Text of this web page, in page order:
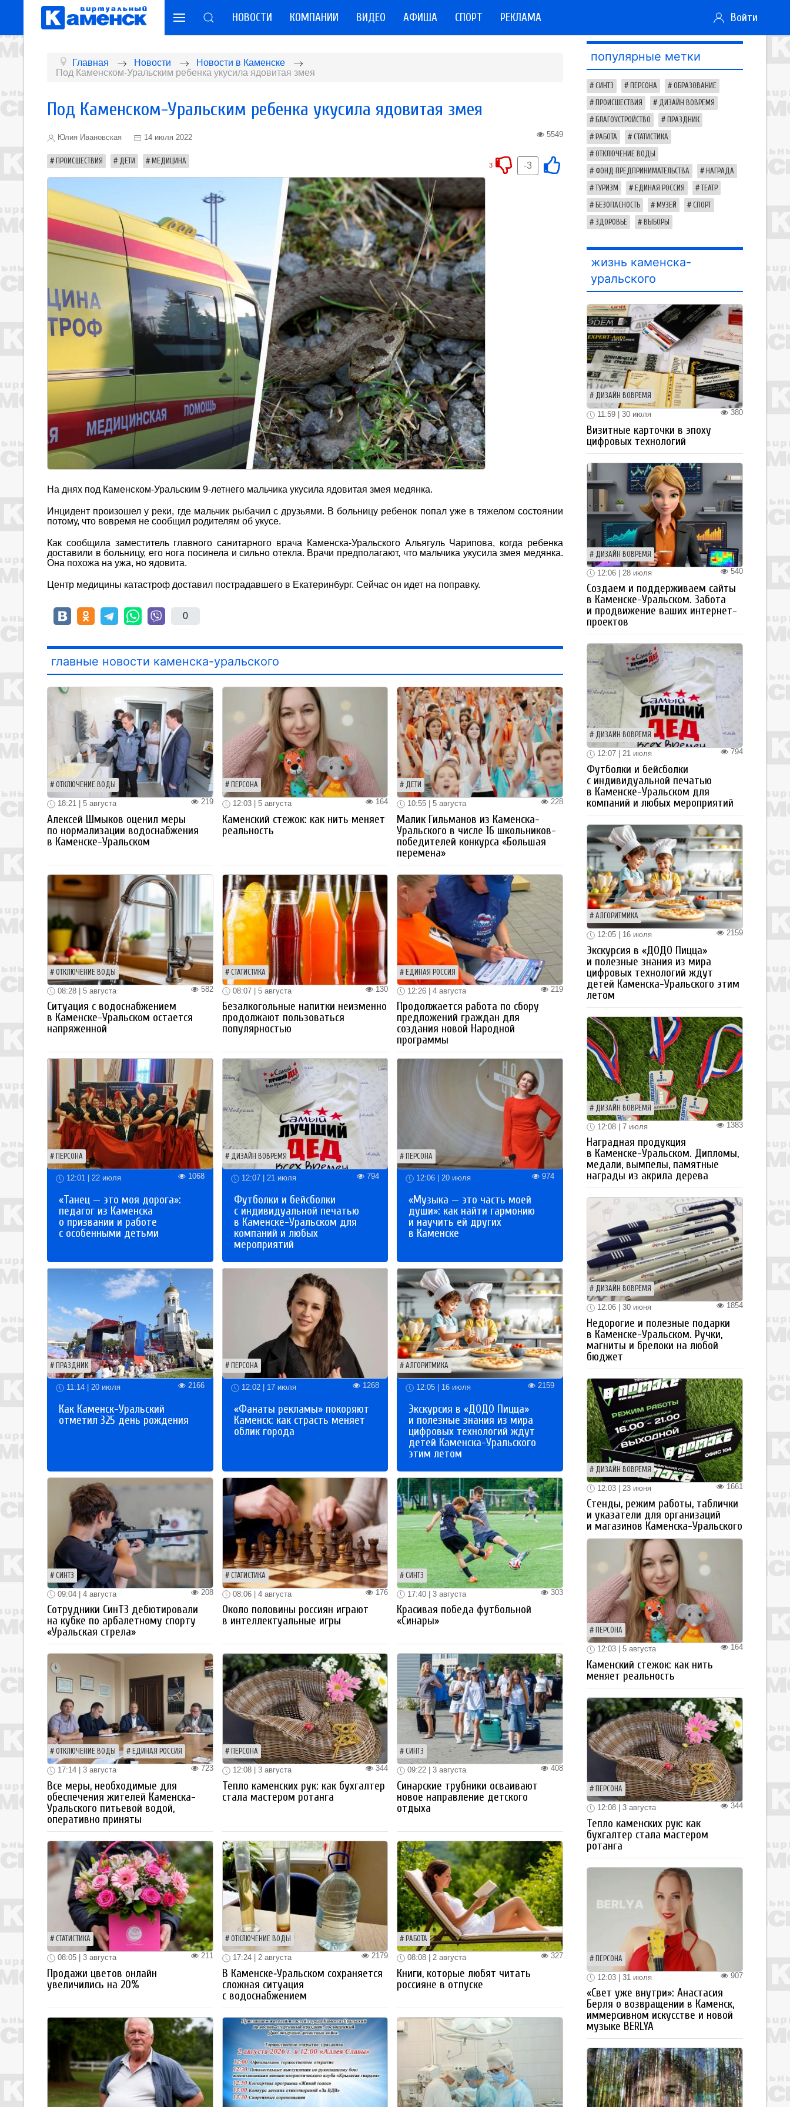
НОВОСТИ КОМПАНИИ ВИДЕО АФИША СПОРТ РЕКЛАМА Войти
Главная Новости
Новости в Каменске
Под Каменском-Уральским ребенка укусила ядовитая змея
Под Каменском-Уральским ребенка укусила ядовитая змея
Юлия Ивановская 14 июля 2022 5549
ПРОИСШЕСТВИЯ ДЕТИ МЕДИЦИНА -3
3
На днях под Каменском-Уральским 9-летнего мальчика укусила ядовитая змея медянка.
Инцидент произошел у реки, где мальчик рыбачил с друзьями. В больницу ребенок попал уже в тяжелом состоянии
потому, что вовремя не сообщил родителям об укусе.
Как сообщила заместитель главного санитарного врача Каменска-Уральского Альягуль Чарипова, когда ребенка
доставили в больницу, его нога посинела и сильно отекла. Врачи предполагают, что мальчика укусила змея медянка.
Она похожа на ужа, но ядовита.
Центр медицины катастроф доставил пострадавшего в Екатеринбург. Сейчас он идет на поправку.
0
главные новости каменска-уральского
ОТКЛЮЧЕНИЕ ВОДЫ
219
18:21 | 5 августа
Алексей Шмыков оценил меры
по нормализации водоснабжения
в Каменске-Уральском
ПЕРСОНА
164
12:03 | 5 августа
Каменский стежок: как нить меняет
реальность
ДЕТИ
228
10:55 | 5 августа
Малик Гильманов из Каменска-
Уральского в числе 16 школьников-
победителей конкурса «Большая
перемена»
ОТКЛЮЧЕНИЕ ВОДЫ
582
08:28 | 5 августа
Ситуация с водоснабжением
в Каменске-Уральском остается
напряженной
СТАТИСТИКА
130
08:07 | 5 августа
Безалкогольные напитки неизменно
продолжают пользоваться
популярностью
ЕДИНАЯ РОССИЯ
219
12:26 | 4 августа
Продолжается работа по сбору
предложений граждан для
создания новой Народной
программы
ПЕРСОНА
12:01 | 22 июля 1068
«Танец — это моя дорога»:
педагог из Каменска
о призвании и работе
с особенными детьми
ДИЗАЙН ВОВРЕМЯ
12:07 | 21 июля 794
Футболки и бейсболки
с индивидуальной печатью
в Каменске-Уральском для
компаний и любых
мероприятий
ПЕРСОНА
12:06 | 20 июля 974
«Музыка — это часть моей
души»: как найти гармонию
и научить ей других
в Каменске
ПРАЗДНИК
11:14 | 20 июля 2166
Как Каменск-Уральский
отметил 325 день рождения
ПЕРСОНА
12:02 | 17 июля 1268
«Фанаты рекламы» покоряют
Каменск: как страсть меняет
облик города
АЛГОРИТМИКА
12:05 | 16 июля 2159
Экскурсия в «ДОДО Пицца»
и полезные знания из мира
цифровых технологий ждут
детей Каменска-Уральского
этим летом
СИНТЗ
208
09:04 | 4 августа
Сотрудники СинТЗ дебютировали
на кубке по арбалетному спорту
«Уральская стрела»
СТАТИСТИКА
176
08:06 | 4 августа
Около половины россиян играют
в интеллектуальные игры
СИНТЗ
303
17:40 | 3 августа
Красивая победа футбольной
«Синары»
ОТКЛЮЧЕНИЕ ВОДЫ ЕДИНАЯ РОССИЯ
723
17:14 | 3 августа
Все меры, необходимые для
обеспечения жителей Каменска-
Уральского питьевой водой,
оперативно приняты
ПЕРСОНА
344
12:08 | 3 августа
Тепло каменских рук: как бухгалтер
стала мастером ротанга
СИНТЗ
408
09:22 | 3 августа
Синарские трубники осваивают
новое направление детского
отдыха
СТАТИСТИКА
211
08:05 | 3 августа
Продажи цветов онлайн
увеличились на 20%
ОТКЛЮЧЕНИЕ ВОДЫ
2179
17:24 | 2 августа
В Каменске‑Уральском сохраняется
сложная ситуация
с водоснабжением
РАБОТА
327
08:08 | 2 августа
Книги, которые любят читать
россияне в отпуске
популярные метки
СИНТЗ ПЕРСОНА ОБРАЗОВАНИЕ
ПРОИСШЕСТВИЯ ДИЗАЙН ВОВРЕМЯ
БЛАГОУСТРОЙСТВО ПРАЗДНИК
РАБОТА СТАТИСТИКА
ОТКЛЮЧЕНИЕ ВОДЫ
ФОНД ПРЕДПРИНИМАТЕЛЬСТВА НАГРАДА
ТУРИЗМ ЕДИНАЯ РОССИЯ ТЕАТР
БЕЗОПАСНОСТЬ МУЗЕЙ СПОРТ
ЗДОРОВЬЕ ВЫБОРЫ
жизнь каменска-
уральского
ДИЗАЙН ВОВРЕМЯ
380
11:59 | 30 июля
Визитные карточки в эпоху
цифровых технологий
ДИЗАЙН ВОВРЕМЯ
540
12:06 | 28 июля
Создаем и поддерживаем сайты
в Каменске-Уральском. Забота
и продвижение ваших интернет-
проектов
ДИЗАЙН ВОВРЕМЯ
794
12:07 | 21 июля
Футболки и бейсболки
с индивидуальной печатью
в Каменске-Уральском для
компаний и любых мероприятий
АЛГОРИТМИКА
2159
12:05 | 16 июля
Экскурсия в «ДОДО Пицца»
и полезные знания из мира
цифровых технологий ждут
детей Каменска-Уральского этим
летом
ДИЗАЙН ВОВРЕМЯ
1383
12:08 | 7 июля
Наградная продукция
в Каменске-Уральском. Дипломы,
медали, вымпелы, памятные
награды из акрила дерева
ДИЗАЙН ВОВРЕМЯ
1854
12:06 | 30 июня
Недорогие и полезные подарки
в Каменске-Уральском. Ручки,
магниты и брелоки на любой
бюджет
ДИЗАЙН ВОВРЕМЯ
1661
12:03 | 23 июня
Стенды, режим работы, таблички
и указатели для организаций
и магазинов Каменска-Уральского
ПЕРСОНА
164
12:03 | 5 августа
Каменский стежок: как нить
меняет реальность
ПЕРСОНА
344
12:08 | 3 августа
Тепло каменских рук: как
бухгалтер стала мастером
ротанга
ПЕРСОНА
907
12:03 | 31 июля
«Свет уже внутри»: Анастасия
Берля о возвращении в Каменск,
иммерсивном искусстве и новой
музыке BERLYA